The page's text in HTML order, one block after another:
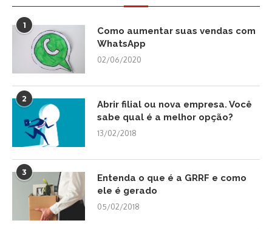
1
Como aumentar suas vendas com
WhatsApp
02/06/2020
2
Abrir filial ou nova empresa. Você
sabe qual é a melhor opção?
13/02/2018
3
Entenda o que é a GRRF e como
ele é gerado
05/02/2018